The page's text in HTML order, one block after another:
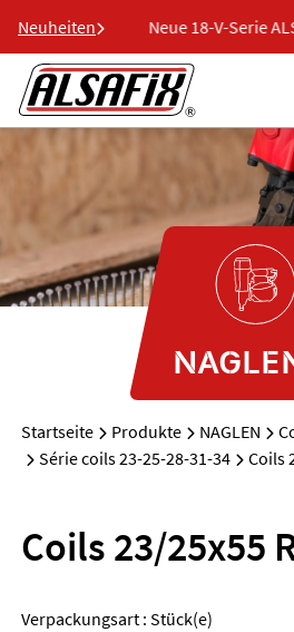
Neuheiten Neue 18-V-Serie
Startseite Produkte NAGLEN
Série coils 23-25-28-31-34
Coils
Coils 23/25x55
Verpackungsart : Stück(e)